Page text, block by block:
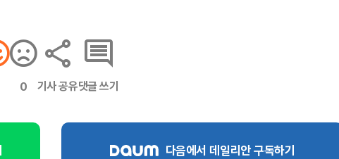
0 기사 공유댓글 쓰기
다음에서 데일리안 구독하기